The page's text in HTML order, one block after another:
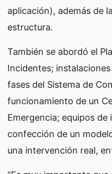
aplicación), además de
estructura.
También se abordó el
Incidentes;
fases del Sistema de
funcionamiento de un
Emergencia; equipos
confección de un
una intervención real,